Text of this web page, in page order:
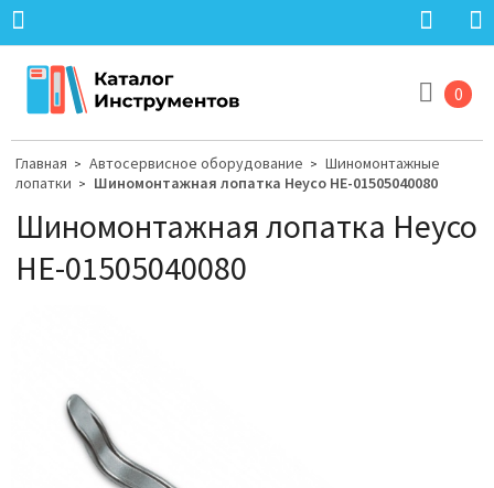
0
Главная > Автосервисное оборудование > Шиномонтажные
лопатки > Шиномонтажная лопатка Heyco HE-01505040080
Шиномонтажная лопатка Heyco
HE-01505040080